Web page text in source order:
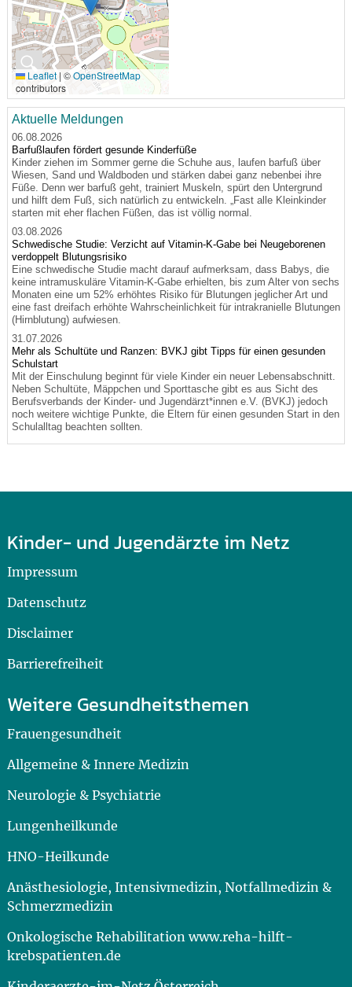
🔍
Leaflet | ©OpenStreetMap
contributors
Aktuelle Meldungen
06.08.2026
Barfußlaufen fördert gesunde Kinderfüße
Kinder ziehen im Sommer gerne die Schuhe aus, laufen barfuß über
Wiesen, Sand und Waldboden und stärken dabei ganz nebenbei ihre
Füße. Denn wer barfuß geht, trainiert Muskeln, spürt den Untergrund
und hilft dem Fuß, sich natürlich zu entwickeln. „Fast alle Kleinkinder
starten mit eher flachen Füßen, das ist völlig normal.
03.08.2026
Schwedische Studie: Verzicht auf Vitamin-K-Gabe bei Neugeborenen
verdoppelt Blutungsrisiko
Eine schwedische Studie macht darauf aufmerksam, dass Babys, die
keine intramuskuläre Vitamin-K-Gabe erhielten, bis zum Alter von sechs
Monaten eine um 52% erhöhtes Risiko für Blutungen jeglicher Art und
eine fast dreifach erhöhte Wahrscheinlichkeit für intrakranielle Blutungen
(Hirnblutung) aufwiesen.
31.07.2026
Mehr als Schultüte und Ranzen: BVKJ gibt Tipps für einen gesunden
Schulstart
Mit der Einschulung beginnt für viele Kinder ein neuer Lebensabschnitt.
Neben Schultüte, Mäppchen und Sporttasche gibt es aus Sicht des
Berufsverbands der Kinder- und Jugendärzt*innen e.V. (BVKJ) jedoch
noch weitere wichtige Punkte, die Eltern für einen gesunden Start in den
Schulalltag beachten sollten.
Kinder- und Jugendärzte im Netz
Impressum
Datenschutz
Disclaimer
Barrierefreiheit
Weitere Gesundheitsthemen
Frauengesundheit
Allgemeine & Innere Medizin
Neurologie & Psychiatrie
Lungenheilkunde
HNO-Heilkunde
Anästhesiologie, Intensivmedizin, Notfallmedizin &
Schmerzmedizin
Onkologische Rehabilitation www.reha-hilft-
krebspatienten.de